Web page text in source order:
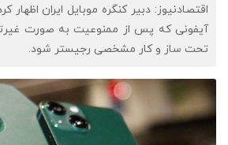
اقتصادنیوز: دبیر کنگره موبایل ایران اظهار
آیفونی که پس از ممنوعیت به صورت
تحت ساز و کار مشخصی رجیستر شود.